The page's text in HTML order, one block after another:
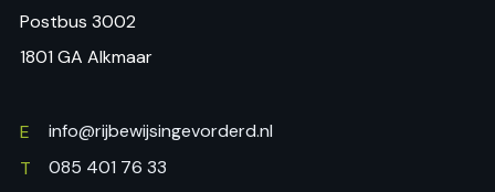
Postbus 3002
1801 GA Alkmaar
E
info@rijbewijsingevorderd.nl
T
085 401 76 33